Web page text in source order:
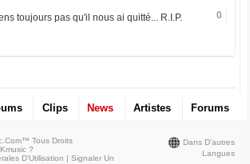
0
toujours pas qu'il nous ai quitté... R.I.P.
Clips News Artistes Forums
Dans D'autres
Langues
Tous Droits
?
D'Utilisation |Signaler Un